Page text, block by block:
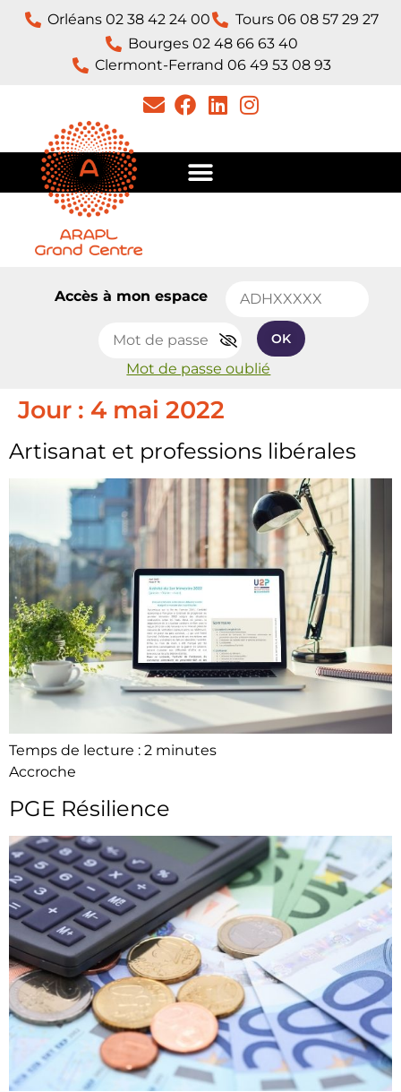
Orléans 02 38 42 24 00
Tours 06 08 57 29 27
Bourges 02 48 66 63 40
Clermont-Ferrand 06 49 53 08 93​
Accès à mon espace
OK
Mot de passe oublié
Jour : 4 mai 2022
Artisanat et professions libérales
Temps de lecture : 2 minutes
Accroche
PGE Résilience